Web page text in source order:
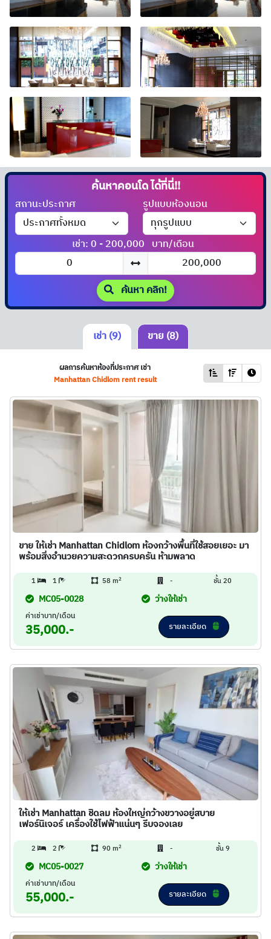
ค้นหาคอนโดได้ที่นี่!!
สถานะประกาศ รูปแบบห้องนอน
เช่า: 0 - 200,000 บาท/เดือน
ค้นหา คลิก!
เช่า (9) ขาย (8)
ผลการค้นหาห้องที่ประกาศ เช่า
Manhattan Chidlom rent result
ขาย ให้เช่า Manhattan Chidlom ห้องกว้างพื้นที่ใช้สอยเยอะ มา
พร้อมสิ่งอำนวยความสะดวกครบครัน ห้ามพลาด
1 1 58 m2 - ชั้น 20
MC05-0028 ว่างให้เช่า
ค่าเช่าบาท/เดือน
35,000.- รายละเอียด
ให้เช่า Manhattan ชิดลม ห้องใหญ่กว้างขวางอยู่สบาย
เฟอร์นิเจอร์ เครื่องใช้ไฟฟ้าแน่นๆ รีบจองเลย
2 2 90 m2 - ชั้น 9
MC05-0027 ว่างให้เช่า
ค่าเช่าบาท/เดือน
55,000.- รายละเอียด